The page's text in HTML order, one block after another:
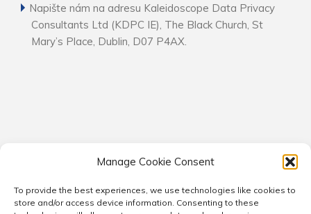
Manage Cookie Consent
To provide the best experiences, we use technologies like cookies to
store and/or access device information. Consenting to these
Napište nám na adresu Kaleidoscope Data Privacy
Consultants Ltd (KDPC IE), The Black Church, St
Mary’s Place, Dublin, D07 P4AX.
© 2026 Kaleidoscope Consultants. All rights reserved.